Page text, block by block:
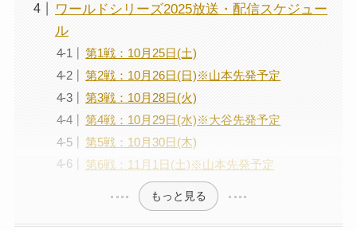
ワールドシリーズ2025放送・配信スケジュー
ル
第1戦：10月25日(土)
第2戦：10月26日(日)※山本先発予定
第3戦：10月28日(火)
第4戦：10月29日(水)※大谷先発予定
第5戦：10月30日(木)
第6戦：11月1日(土)※山本先発予定
もっと見る